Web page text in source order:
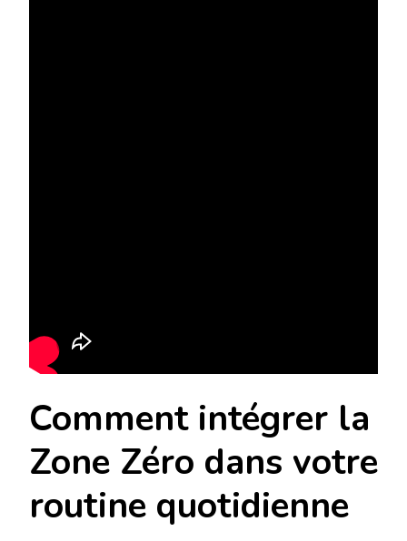
Comment intégrer la
Zone Zéro dans votre
routine quotidienne